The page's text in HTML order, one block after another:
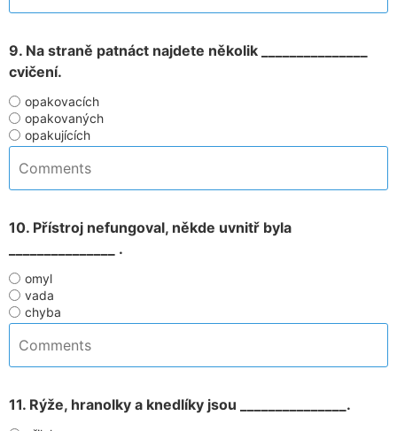
9. Na straně patnáct najdete několik _______________
cvičení.
opakovacích
opakovaných
opakujících
10. Přístroj nefungoval, někde uvnitř byla
_______________ .
omyl
vada
chyba
11. Rýže, hranolky a knedlíky jsou _______________.